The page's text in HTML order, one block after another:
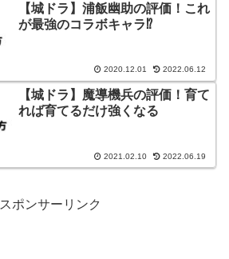
【城ドラ】浦飯幽助の評価！これ
が最強のコラボキャラ⁉
2020.12.01 2022.06.12
【城ドラ】魔導機兵の評価！育て
れば育てるだけ強くなる
2021.02.10 2022.06.19
スポンサーリンク